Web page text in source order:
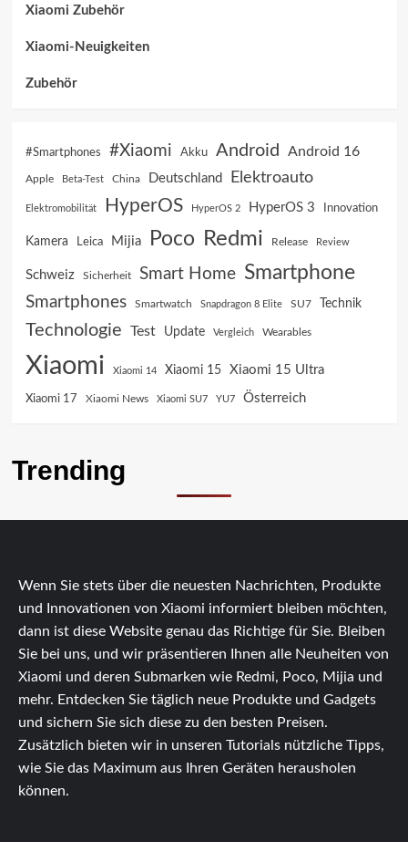
Xiaomi Zubehör
Xiaomi-Neuigkeiten
Zubehör
#Smartphones #Xiaomi Akku Android Android 16
Apple Beta-Test China Deutschland Elektroauto
Elektromobilität HyperOS HyperOS 2 HyperOS 3 Innovation
Kamera Leica Mijia Poco Redmi Release Review
Schweiz Sicherheit Smart Home Smartphone
Smartphones Smartwatch Snapdragon 8 Elite SU7 Technik
Technologie Test Update Vergleich Wearables
Xiaomi Xiaomi 14 Xiaomi 15 Xiaomi 15 Ultra
Xiaomi 17 Xiaomi News Xiaomi SU7 YU7 Österreich
Trending
Wenn Sie stets über die neuesten Nachrichten, Produkte
und Innovationen von Xiaomi informiert bleiben möchten,
dann ist diese Website genau das Richtige für Sie. Bleiben
Sie bei uns, und wir präsentieren Ihnen alle Neuheiten von
Xiaomi und deren Submarken wie Redmi, Poco, Mijia und
mehr. Entdecken Sie täglich neue Produkte und Gadgets
und sichern Sie sich diese zu den besten Preisen.
Zusätzlich bieten wir in unseren Tutorials nützliche Tipps,
wie Sie das Maximum aus Ihren Geräten herausholen
können.